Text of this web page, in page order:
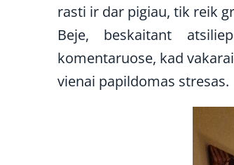
rasti ir dar pigiau, tik reik
Beje, beskaitant
komentaruose, kad
vienai papildomas stresas.